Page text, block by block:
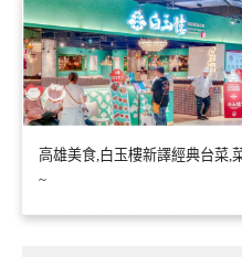
高雄美食,白玉樓新譯經典台菜,
~